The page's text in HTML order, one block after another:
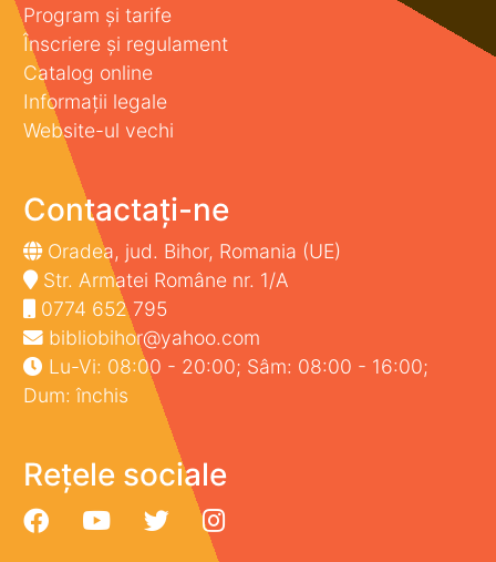
Program și tarife
Înscriere și regulament
Catalog online
Informații legale
Website-ul vechi
Contactați-ne
Oradea, jud. Bihor, Romania (UE)
Str. Armatei Române nr. 1/A
0774 652 795
bibliobihor@yahoo.com
Lu-Vi: 08:00 - 20:00; Sâm: 08:00 - 16:00;
Dum: închis
Rețele sociale